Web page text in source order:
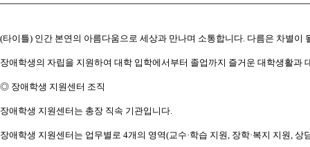
(타이틀) 인간 본연의 아름다움으로 세상과 만나며 소통합니다. 다름은 차별이
장애학생의 자립을 지원하여 대학 입학에서부터 졸업까지 즐거운 대학생활과
◎ 장애학생 지원센터 조직
장애학생 지원센터는 총장 직속 기관입니다.
장애학생 지원센터는 업무별로 4개의 영역(교수·학습 지원, 장학·복지 지원, 상